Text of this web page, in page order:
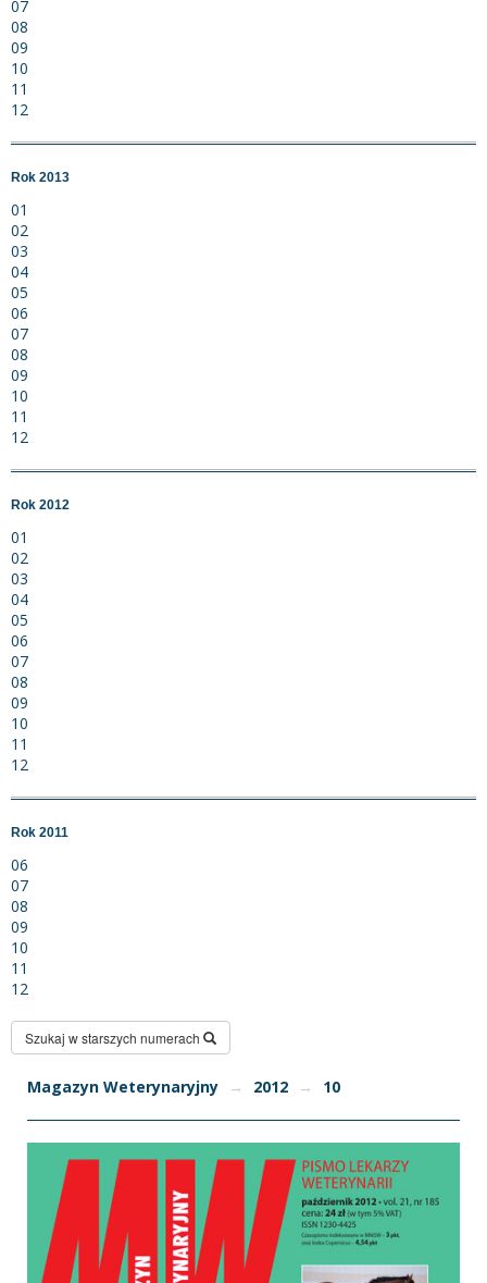
07
08
09
10
11
12
Rok 2013
01
02
03
04
05
06
07
08
09
10
11
12
Rok 2012
01
02
03
04
05
06
07
08
09
10
11
12
Rok 2011
06
07
08
09
10
11
12
Szukaj w starszych numerach
Magazyn Weterynaryjny → 2012 → 10